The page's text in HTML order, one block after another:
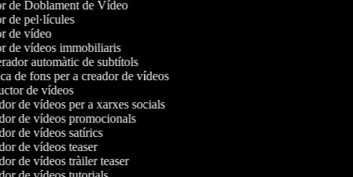
de Doblament de Vídeo
pel·lícules
de vídeo
de vídeos immobiliaris
automàtic de subtítols
de fons per a creador de vídeos
de vídeos
de vídeos per a xarxes socials
de vídeos promocionals
de vídeos satírics
de vídeos teaser
de vídeos tràiler teaser